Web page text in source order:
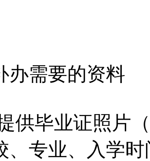
办需要的资料
毕业证照片（
、专业、入学